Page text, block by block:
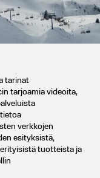
tarinat
tarjoamia videoita,
verkkojen
esityksistä,
tuotteista ja